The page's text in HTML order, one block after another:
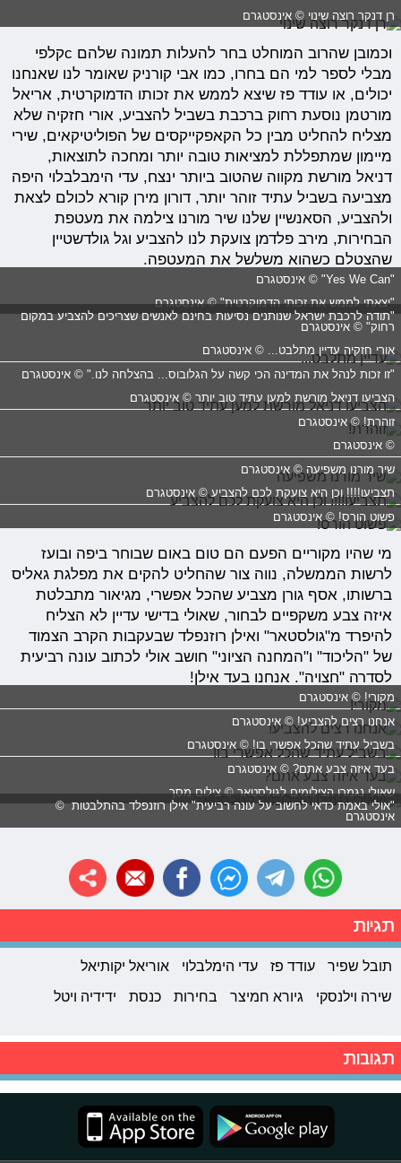
רן דנקר רוצה שינוי © אינסטגרם
וכמובן שהרוב המוחלט בחר להעלות תמונה שלהם cקלפי
מבלי לספר למי הם בחרו, כמו אבי קורניק שאומר לנו שאנחנו
יכולים, או עודד פז שיצא לממש את זכותו הדמוקרטית, אריאל
מורטמן נוסעת רחוק ברכבת בשביל להצביע, אורי חזקיה שלא
מצליח להחליט מבין כל הקאפקייקסים של הפוליטיקאים, שירי
מיימון שמתפללת למציאות טובה יותר ומחכה לתוצאות,
דניאל מורשת מקווה שהטוב ביותר ינצח, עדי הימבלבלוי היפה
מצביעה בשביל עתיד זוהר יותר, דורון מירן קורא לכולם לצאת
ולהצביע, הסאנשיין שלנו שיר מורנו צילמה את מעטפת
הבחירות, מירב פלדמן צועקת לנו להצביע וגל גולדשטיין
שהצטלם כשהוא משלשל את המעטפה.
"Yes We Can" © אינסטגרם
"יצאתי לממש את זכותי הדמוקרטית" © אינסטגרם
"תודה לרכבת ישראל שנותנים נסיעות בחינם לאנשים שצריכים להצביע במקום
רחוק" © אינסטגרם
אורי חזקיה עדיין מתלבט... © אינסטגרם
"זו זכות לנהל את המדינה הכי קשה על הגלובוס... בהצלחה לנו." © אינסטגרם
הצביעו דניאל מורשת למען עתיד טוב יותר © אינסטגרם
זוהרת! © אינסטגרם
© אינסטגרם
שיר מורנו משפיעה © אינסטגרם
תצביעו!!!! וכן היא צועקת לכם להצביע © אינסטגרם
פשוט הורס! © אינסטגרם
מי שהיו מקוריים הפעם הם טום באום שבוחר ביפה ובועז
לרשות הממשלה, נווה צור שהחליט להקים את מפלגת גאליס
ברשותו, אסף גורן מצביע שהכל אפשרי, מגיאור מתבלטת
איזה צבע משקפיים לבחור, שאולי בדישי עדיין לא הצליח
להיפרד מ"גולסטאר" ואילן רוזנפלד שבעקבות הקרב הצמוד
של "הליכוד" ו"המחנה הציוני" חושב אולי לכתוב עונה רביעית
לסדרה "חצויה". אנחנו בעד אילן!
מקורי! © אינסטגרם
אנחנו רצים להצביע! © אינסטגרם
בשביל עתיד שהכל אפשרי בו! © אינסטגרם
בעד איזה צבע אתם? © אינסטגרם
שאולי נגמרו הצילומים לגולסטאר © צילום מסך
"אולי באמת כדאי לחשוב על עונה רביעית" אילן רוזנפלד בהתלבטות ©
אינסטגרם
תגיות
תובל שפיר עודד פז עדי הימלבלוי
אוריאל יקותיאל
שירה וילנסקי
גיורא חמיצר בחירות כנסת ידידיה ויטל
תגובות